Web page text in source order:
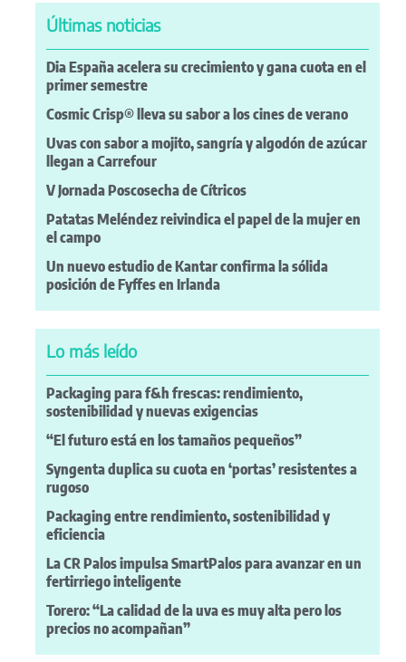
Últimas noticias
Dia España acelera su crecimiento y gana cuota en el
primer semestre
Cosmic Crisp® lleva su sabor a los cines de verano
Uvas con sabor a mojito, sangría y algodón de azúcar
llegan a Carrefour
V Jornada Poscosecha de Cítricos
Patatas Meléndez reivindica el papel de la mujer en
el campo
Un nuevo estudio de Kantar confirma la sólida
posición de Fyffes en Irlanda
Lo más leído
Packaging para f&h frescas: rendimiento,
sostenibilidad y nuevas exigencias
“El futuro está en los tamaños pequeños”
Syngenta duplica su cuota en ‘portas’ resistentes a
rugoso
Packaging entre rendimiento, sostenibilidad y
eficiencia
La CR Palos impulsa SmartPalos para avanzar en un
fertirriego inteligente
Torero: “La calidad de la uva es muy alta pero los
precios no acompañan”